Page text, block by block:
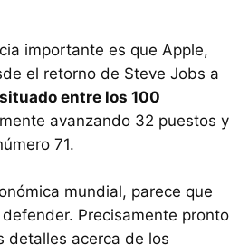
importante es que Apple,
el retorno de Steve Jobs a
entre los 100
avanzando 32 puestos y
71.
mundial, parece que
Precisamente pronto
detalles acerca de los